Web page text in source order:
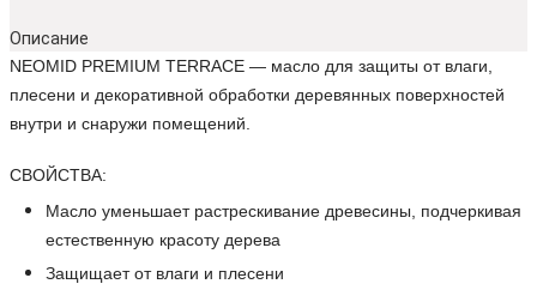
Описание
NEOMID PREMIUM TERRACE — масло для защиты от влаги,
плесени и декоративной обработки деревянных поверхностей
внутри и снаружи помещений.
СВОЙСТВА:
Масло уменьшает растрескивание древесины, подчеркивая
естественную красоту дерева
Защищает от влаги и плесени